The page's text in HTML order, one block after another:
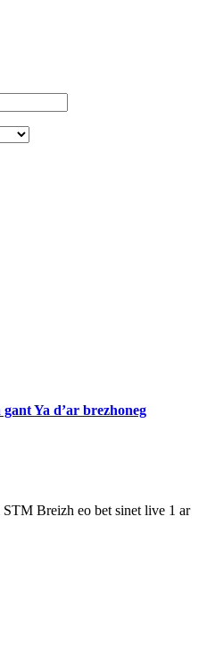
Ya d’ar brezhoneg
STM Breizh eo bet sinet live 1 ar